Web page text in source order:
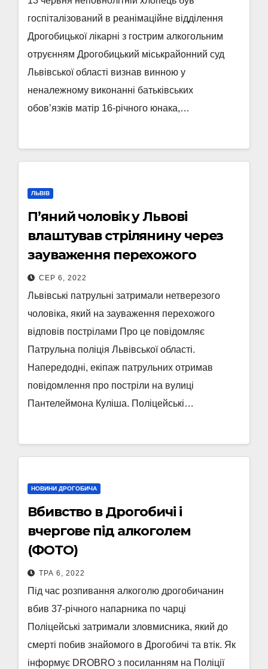
госпіталізований в реанімаційне відділення
Дрогобицької лікарні з гострим алкогольним
отруєнням Дрогобицький міськрайонний суд
Львівської області визнав винною у
неналежному виконанні батьківських
обов’язків матір 16-річного юнака,…
ЛЬВІВ
П’яний чоловік у Львові
влаштував стрілянину через
зауваження перехожого
СЕР 6, 2022
Львівські патрульні затримали нетверезого
чоловіка, який на зауваження перехожого
відповів пострілами Про це повідомляє
Патрульна поліція Львівської області.
Напередодні, екіпаж патрульних отримав
повідомлення про постріли на вулиці
Пантелеймона Куліша. Поліцейські…
НОВИНИ ДРОГОБИЧА
Вбивство в Дрогобичі і
вчергове під алкоголем
(ФОТО)
ТРА 6, 2022
Під час розпивання алкоголю дрогобичанин
вбив 37-річного напарника по чарці
Поліцейські затримали зловмисника, який до
смерті побив знайомого в Дрогобичі та втік. Як
інформує DROBRO з посиланням на Поліції